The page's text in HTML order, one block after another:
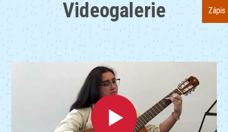
Zápis
Videogalerie